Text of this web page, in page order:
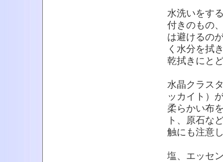
水洗いをす
付きのもの
は避けるの
く水分を拭
乾拭きにと
水晶クラス
ッカイト）
柔らかい布
ト、原石な
触にも注意
塩、エッセ